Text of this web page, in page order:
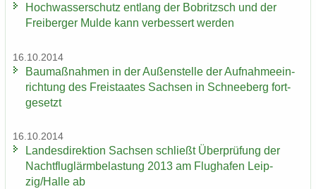
Hoch­was­ser­schutz ent­lang der Bobritzsch und der
Frei­ber­ger Mulde kann ver­bes­sert wer­den
16.10.2014
Bau­maß­nah­men in der Au­ßen­stel­le der Auf­nah­me­ein­
rich­tung des Frei­staa­tes Sach­sen in Schnee­berg fort­
ge­setzt
16.10.2014
Lan­des­di­rek­ti­on Sach­sen schließt Über­prü­fung der
Nacht­flug­lärm­be­las­tung 2013 am Flug­ha­fen Leip­
zig/Halle ab